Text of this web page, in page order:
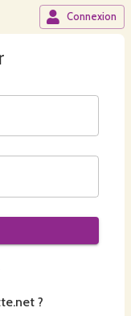
Connexion
?